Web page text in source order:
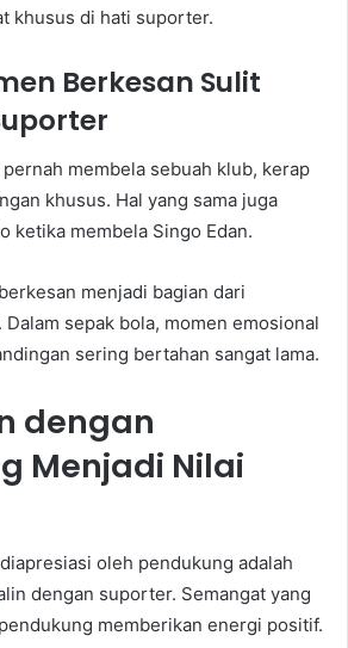
khusus di hati suporter.
Berkesan Sulit
membela sebuah klub, kerap
khusus. Hal yang sama juga
ketika membela Singo Edan.
menjadi bagian dari
sepak bola, momen emosional
sering bertahan sangat lama.
dengan
Menjadi Nilai
oleh pendukung adalah
dengan suporter. Semangat yang
memberikan energi positif.